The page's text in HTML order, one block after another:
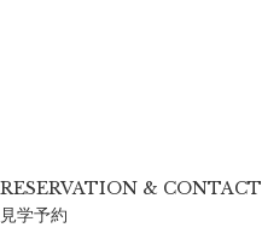
RESERVATION & CONTACT
見学予約